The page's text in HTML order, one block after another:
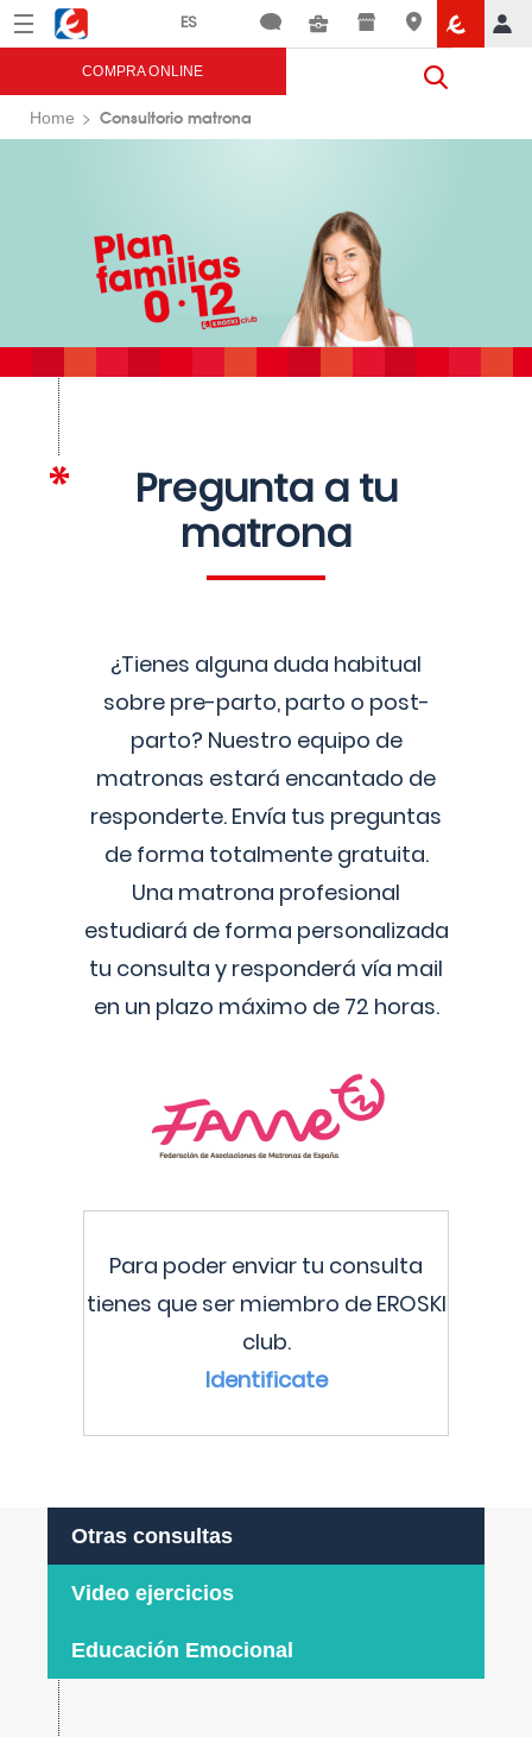
Menú Eroski
COMPRA ONLINE
Home Consultorio matrona
Pregunta a tu
matrona
¿Tienes alguna duda habitual
sobre pre-parto, parto o post-
parto? Nuestro equipo de
matronas estará encantado de
responderte. Envía tus preguntas
de forma totalmente gratuita.
Una matrona profesional
estudiará de forma personalizada
tu consulta y responderá vía mail
en un plazo máximo de 72 horas.
Para poder enviar tu consulta
tienes que ser miembro de EROSKI
club.
Identificate
Otras consultas
Video ejercicios
Educación Emocional